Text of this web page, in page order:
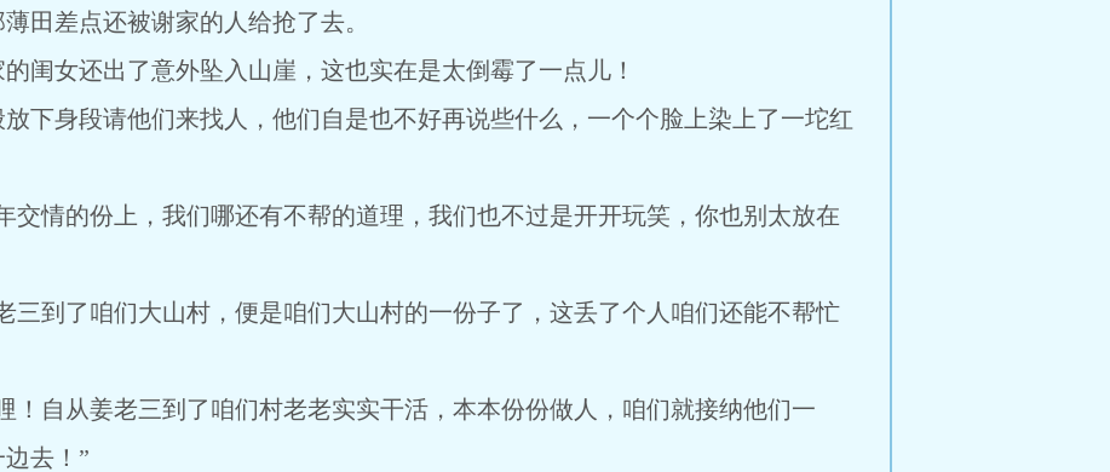
田差点还被谢家的人给抢了去。
闺女还出了意外坠入山崖，这也实在是太倒霉了一点儿！
下身段请他们来找人，他们自是也不好再说些什么，一个个脸上染上了一坨红
交情的份上，我们哪还有不帮的道理，我们也不过是开开玩笑，你也别太放在
三到了咱们大山村，便是咱们大山村的一份子了，这丢了个人咱们还能不帮忙
！自从姜老三到了咱们村老老实实干活，本本份份做人，咱们就接纳他们一
去！”